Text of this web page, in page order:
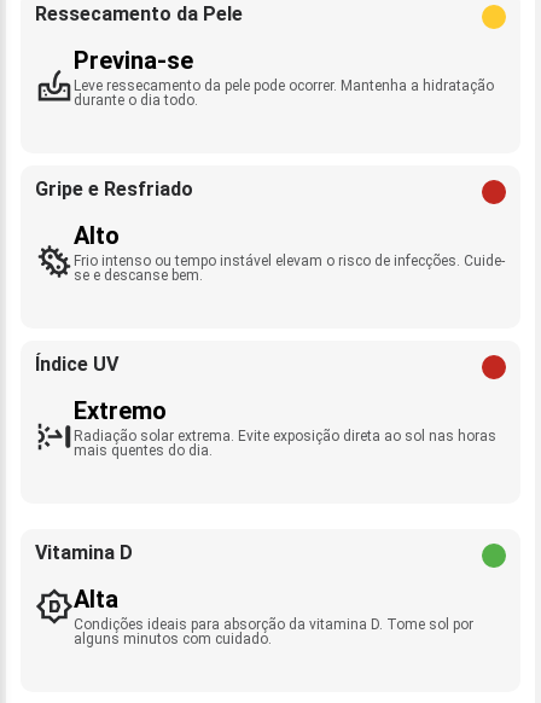
Ressecamento da Pele
Previna-se
Leve ressecamento da pele pode ocorrer. Mantenha a hidratação
durante o dia todo.
Gripe e Resfriado
Alto
Frio intenso ou tempo instável elevam o risco de infecções. Cuide-
se e descanse bem.
Índice UV
Extremo
Radiação solar extrema. Evite exposição direta ao sol nas horas
mais quentes do dia.
Vitamina D
Alta
Condições ideais para absorção da vitamina D. Tome sol por
alguns minutos com cuidado.